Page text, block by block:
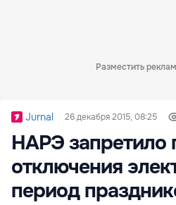
Разместить
Jurnal 26 декабря 2015, 08:25
НАРЭ запретило
отключения
период